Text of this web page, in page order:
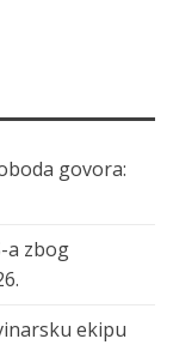
govora:
a zbog
ekipu